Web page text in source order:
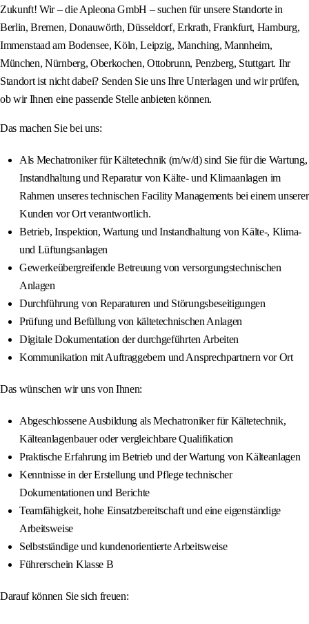
Zukunft! Wir – die Apleona GmbH – suchen für unsere Standorte in
Berlin, Bremen, Donauwörth, Düsseldorf, Erkrath, Frankfurt, Hamburg,
Immenstaad am Bodensee, Köln, Leipzig, Manching, Mannheim,
München, Nürnberg, Oberkochen, Ottobrunn, Penzberg, Stuttgart. Ihr
Standort ist nicht dabei? Senden Sie uns Ihre Unterlagen und wir prüfen,
ob wir Ihnen eine passende Stelle anbieten können.
Das machen Sie bei uns:
Als Mechatroniker für Kältetechnik (m/w/d) sind Sie für die Wartung,
Instandhaltung und Reparatur von Kälte- und Klimaanlagen im
Rahmen unseres technischen Facility Managements bei einem unserer
Kunden vor Ort verantwortlich.
Betrieb, Inspektion, Wartung und Instandhaltung von Kälte-, Klima-
und Lüftungsanlagen
Gewerkeübergreifende Betreuung von versorgungstechnischen
Anlagen
Durchführung von Reparaturen und Störungsbeseitigungen
Prüfung und Befüllung von kältetechnischen Anlagen
Digitale Dokumentation der durchgeführten Arbeiten
Kommunikation mit Auftraggebern und Ansprechpartnern vor Ort
Das wünschen wir uns von Ihnen:
Abgeschlossene Ausbildung als Mechatroniker für Kältetechnik,
Kälteanlagenbauer oder vergleichbare Qualifikation
Praktische Erfahrung im Betrieb und der Wartung von Kälteanlagen
Kenntnisse in der Erstellung und Pflege technischer
Dokumentationen und Berichte
Teamfähigkeit, hohe Einsatzbereitschaft und eine eigenständige
Arbeitsweise
Selbstständige und kundenorientierte Arbeitsweise
Führerschein Klasse B
Darauf können Sie sich freuen: